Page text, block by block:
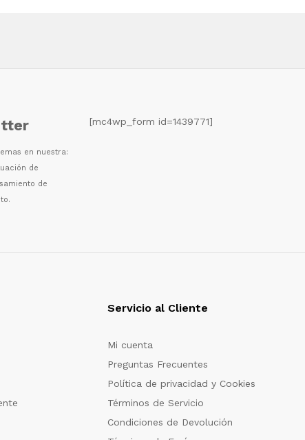
en nuestra:
ón de
de
[mc4wp_form id=1439771]
Servicio al Cliente
Mi cuenta
Preguntas Frecuentes
Política de privacidad y Cookies
Términos de Servicio
Condiciones de Devolución